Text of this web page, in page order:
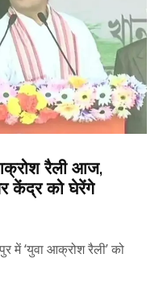
रैली आज,
केंद्र को घेरेंगे
में ‘युवा आक्रोश रैली’ को